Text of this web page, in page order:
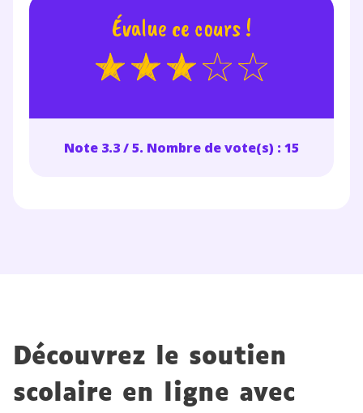
Évalue ce cours !
Note 3.3 / 5. Nombre de vote(s) : 15
Découvrez le soutien
scolaire en ligne avec